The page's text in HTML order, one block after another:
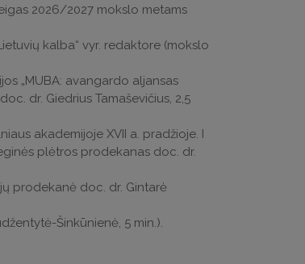
2026/2027 mokslo metams
kalba“ vyr. redaktore (mokslo
„MUBA: avangardo aljansas
dr. Giedrius Tamaševičius, 2,5
akademijoje XVII a. pradžioje. I
plėtros prodekanas doc. dr.
prodekanė doc. dr. Gintarė
Šinkūnienė, 5 min.).